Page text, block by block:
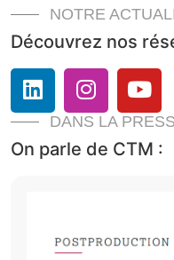
NOTRE
Découvrez nos
DANS LA
On parle de CTM :